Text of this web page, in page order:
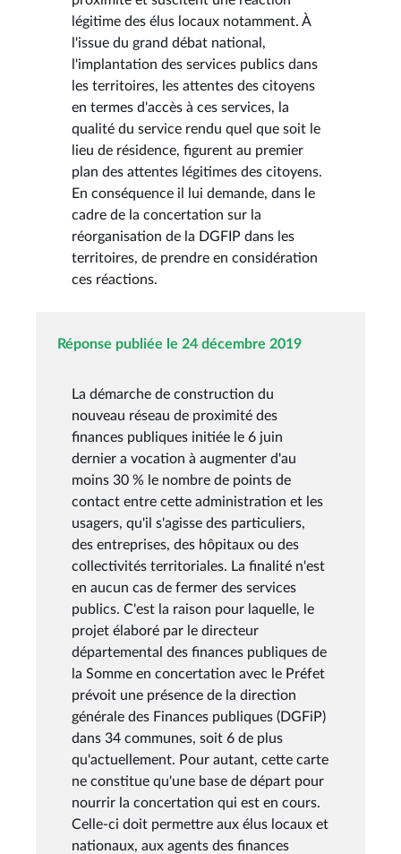
légitime des élus locaux notamment. À
l'issue du grand débat national,
l'implantation des services publics dans
les territoires, les attentes des citoyens
en termes d'accès à ces services, la
qualité du service rendu quel que soit le
lieu de résidence, figurent au premier
plan des attentes légitimes des citoyens.
En conséquence il lui demande, dans le
cadre de la concertation sur la
réorganisation de la DGFIP dans les
territoires, de prendre en considération
ces réactions.
Réponse publiée le 24 décembre 2019
La démarche de construction du
nouveau réseau de proximité des
finances publiques initiée le 6 juin
dernier a vocation à augmenter d'au
moins 30 % le nombre de points de
contact entre cette administration et les
usagers, qu'il s'agisse des particuliers,
des entreprises, des hôpitaux ou des
collectivités territoriales. La finalité n'est
en aucun cas de fermer des services
publics. C'est la raison pour laquelle, le
projet élaboré par le directeur
départemental des finances publiques de
la Somme en concertation avec le Préfet
prévoit une présence de la direction
générale des Finances publiques (DGFiP)
dans 34 communes, soit 6 de plus
qu'actuellement. Pour autant, cette carte
ne constitue qu'une base de départ pour
nourrir la concertation qui est en cours.
Celle-ci doit permettre aux élus locaux et
nationaux, aux agents des finances